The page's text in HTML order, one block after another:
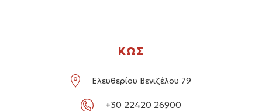
ΚΩΣ
Ελευθερίου Βενιζέλου 79
+30 22420 26900